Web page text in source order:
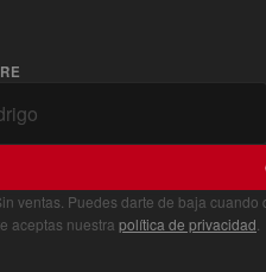
ventas. Puedes darte de baja cuando
aceptas nuestra política de privacidad